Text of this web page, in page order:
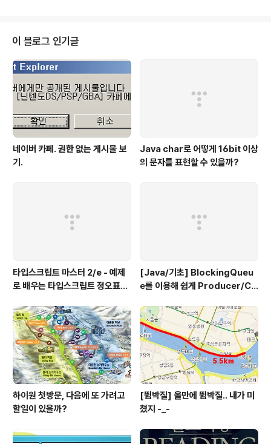
이 블로그 인기글
네이버 카페. 권한 없는 게시물 보
기.
Java char로 어떻게 16bit 이상
의 문자를 표현할 수 있을까?
타입스크립트 마스터 2/e - 예제
로 배우는 타입스크립트 정오표
[Java/기초] BlockingQueu
e를 이용해 쉽게 Producer/Co
하이원 첫방문, 다음에 또 가려고
할일이 있을까?
[뜀박질] 올만에 뜀박질.. 내가 미
쳤지 -_-